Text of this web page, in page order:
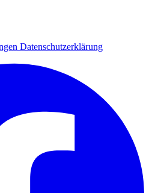
Datenschutzerklärung